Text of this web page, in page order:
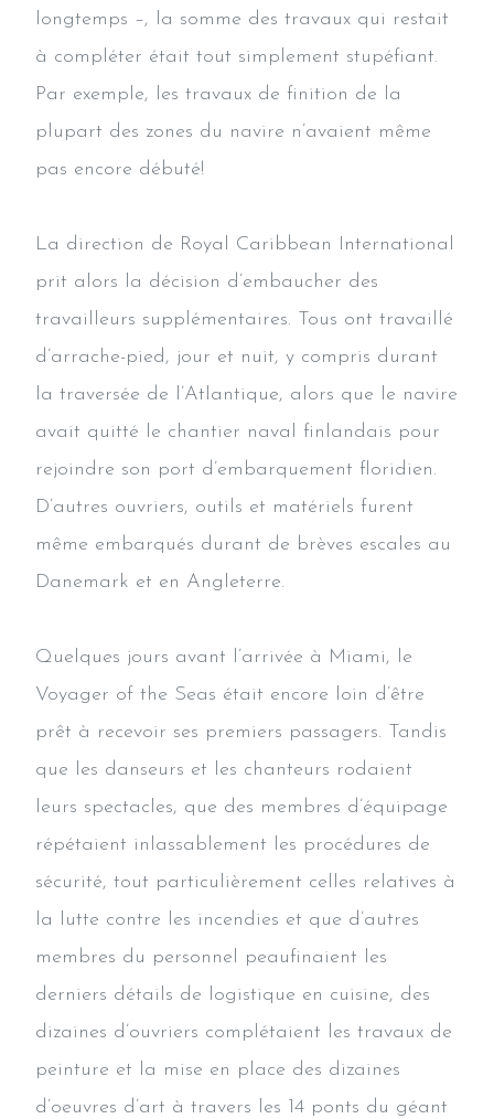
longtemps –, la somme des travaux qui restait
à compléter était tout simplement stupéfiant.
Par exemple, les travaux de finition de la
plupart des zones du navire n’avaient même
pas encore débuté!
La direction de Royal Caribbean International
prit alors la décision d’embaucher des
travailleurs supplémentaires. Tous ont travaillé
d’arrache-pied, jour et nuit, y compris durant
la traversée de l’Atlantique, alors que le navire
avait quitté le chantier naval finlandais pour
rejoindre son port d’embarquement floridien.
D’autres ouvriers, outils et matériels furent
même embarqués durant de brèves escales au
Danemark et en Angleterre.
Quelques jours avant l’arrivée à Miami, le
Voyager of the Seas était encore loin d’être
prêt à recevoir ses premiers passagers. Tandis
que les danseurs et les chanteurs rodaient
leurs spectacles, que des membres d’équipage
répétaient inlassablement les procédures de
sécurité, tout particulièrement celles relatives à
la lutte contre les incendies et que d’autres
membres du personnel peaufinaient les
derniers détails de logistique en cuisine, des
dizaines d’ouvriers complétaient les travaux de
peinture et la mise en place des dizaines
d’oeuvres d’art à travers les 14 ponts du géant